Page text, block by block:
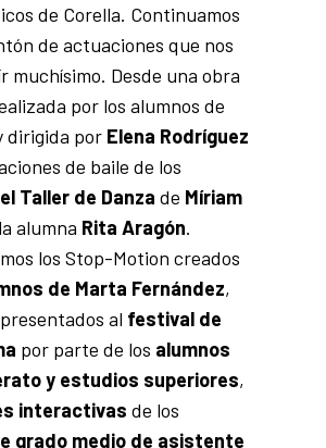
de Corella. Continuamos
de actuaciones que nos
muchísimo. Desde una obra
por los alumnos de
dirigida por Elena Rodríguez
de baile de los
Taller de Danza de Míriam
alumna Rita Aragón.
los Stop-Motion creados
de Marta Fernández,
presentados al festival de
por parte de los alumnos
y estudios superiores,
interactivas de los
grado medio de asistente